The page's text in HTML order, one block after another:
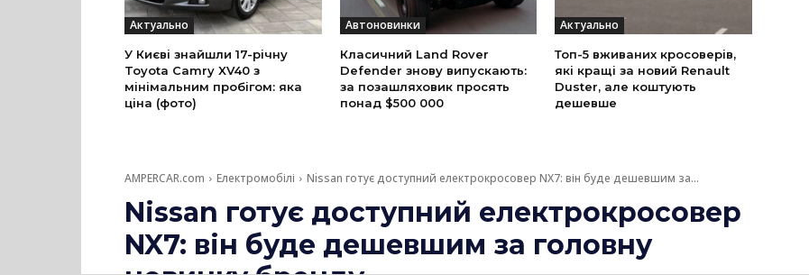
Актуально
У Києві знайшли 17-річну
Toyota Camry XV40 з
мінімальним пробігом: яка
ціна (фото)
Автоновинки
Класичний Land Rover
Defender знову випускають:
за позашляховик просять
понад $500 000
Актуально
Топ-5 вживаних кросоверів,
які кращі за новий Renault
Duster, але коштують
дешевше